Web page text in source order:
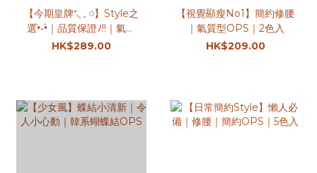
【今期皇牌⁺◟ 𓈒 𓏸】Style之
選•̀֊•́｜品質保證ﾉ!!｜氣質
OPS｜2色入
HK$289.00
【視覺顯瘦No1】簡約修腰
｜氣質型OPS｜2色入
HK$209.00